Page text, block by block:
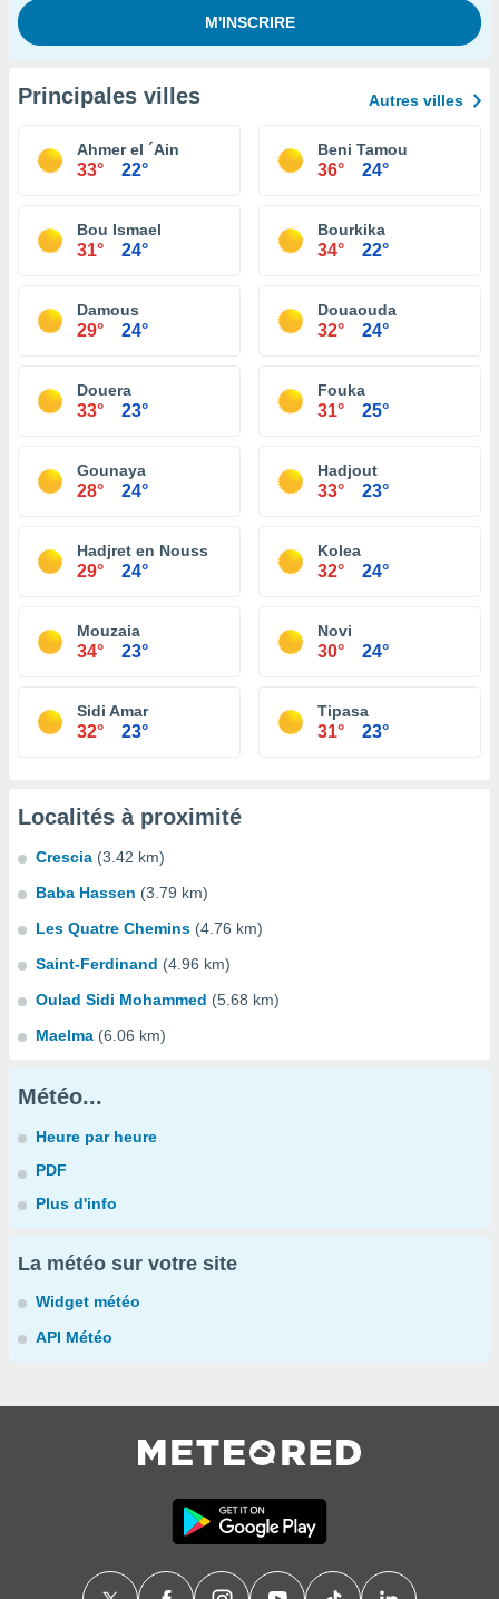
Principales villes Autres villes
Ahmer el ´Ain
33° 22°
Beni Tamou
36° 24°
Bou Ismael
31° 24°
Bourkika
34° 22°
Damous
29° 24°
Douaouda
32° 24°
Douera
33° 23°
Fouka
31° 25°
Gounaya
28° 24°
Hadjout
33° 23°
Hadjret en Nouss
29° 24°
Kolea
32° 24°
Mouzaia
34° 23°
Novi
30° 24°
Sidi Amar
32° 23°
Tipasa
31° 23°
Localités à proximité
Crescia (3.42 km)
Baba Hassen (3.79 km)
Les Quatre Chemins (4.76 km)
Saint-Ferdinand (4.96 km)
Oulad Sidi Mohammed (5.68 km)
Maelma (6.06 km)
Météo...
Heure par heure
PDF
Plus d'info
La météo sur votre site
Widget météo
API Météo